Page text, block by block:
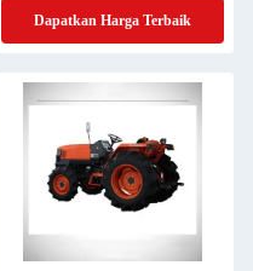
Dapatkan Harga Terbaik